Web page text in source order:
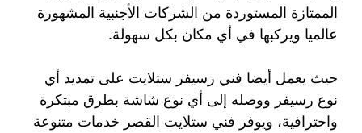
الممتازة المستوردة من الشركات الأجنبية المشهورة
عالميا ويركبها في أي مكان بكل سهولة.
حيث يعمل أيضا فني رسيفر ستلايت على تمديد أي
نوع رسيفر ووصله إلى أي نوع شاشة بطرق مبتكرة
واحترافية، ويوفر فني ستلايت القصر خدمات متنوعة